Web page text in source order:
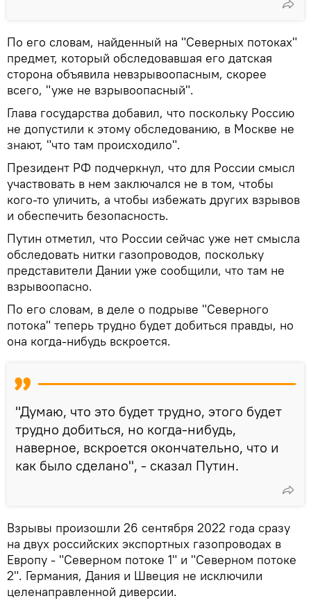
По его словам, найденный на "Северных потоках"
предмет, который обследовавшая его датская
сторона объявила невзрывоопасным, скорее
всего, "уже не взрывоопасный".
Глава государства добавил, что поскольку Россию
не допустили к этому обследованию, в Москве не
знают, "что там происходило".
Президент РФ подчеркнул, что для России смысл
участвовать в нем заключался не в том, чтобы
кого-то уличить, а чтобы избежать других взрывов
и обеспечить безопасность.
Путин отметил, что России сейчас уже нет смысла
обследовать нитки газопроводов, поскольку
представители Дании уже сообщили, что там не
взрывоопасно.
По его словам, в деле о подрыве "Северного
потока" теперь трудно будет добиться правды, но
она когда-нибудь вскроется.
"Думаю, что это будет трудно, этого будет
трудно добиться, но когда-нибудь,
наверное, вскроется окончательно, что и
как было сделано", - сказал Путин.
Взрывы произошли 26 сентября 2022 года сразу
на двух российских экспортных газопроводах в
Европу - "Северном потоке 1" и "Северном потоке
2". Германия, Дания и Швеция не исключили
целенаправленной диверсии.